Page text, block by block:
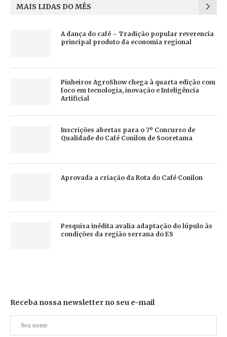
MAIS LIDAS DO MÊS
A dança do café – Tradição popular reverencia
principal produto da economia regional
Pinheiros AgroShow chega à quarta edição com
foco em tecnologia, inovação e Inteligência
Artificial
Inscrições abertas para o 7º Concurso de
Qualidade do Café Conilon de Sooretama
Aprovada a criação da Rota do Café Conilon
Pesquisa inédita avalia adaptação do lúpulo às
condições da região serrana do ES
Receba nossa newsletter no seu e-mail